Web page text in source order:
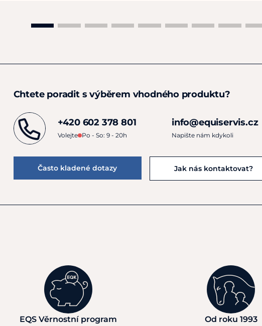
Chtete poradit s výběrem vhodného produktu?
+420 602 378 801
Volejte Po - So: 9 - 20h
info@equiservis.cz
Napište nám kdykoli
Často kladené dotazy Jak nás kontaktovat?
EQS Věrnostní program Od roku 1993